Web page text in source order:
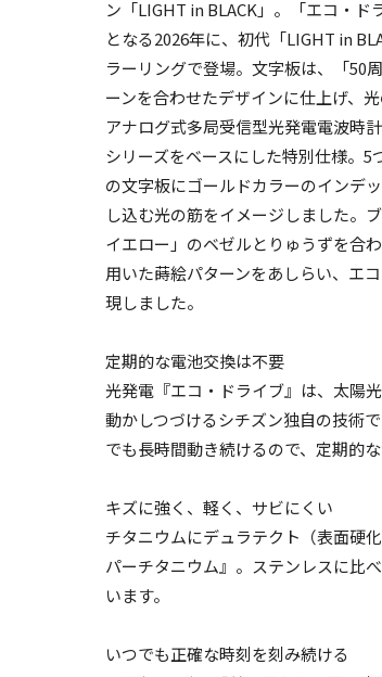
ン「LIGHT in BLACK」。「エコ・
となる2026年に、初代「LIGHT in
ラーリングで登場。文字板は、「50
ーンを合わせたデザインに仕上げ、
アナログ式多局受信型光発電電波時
シリーズをベースにした特別仕様。
の文字板にゴールドカラーのインデ
し込む光の筋をイメージしました。
イエロー」のベゼルとりゅうずを合
用いた蒔絵パターンをあしらい、エ
現しました。
定期的な電池交換は不要
光発電『エコ・ドライブ』は、太陽
動かしつづけるシチズン独自の技術
でも長時間動き続けるので、定期的
キズに強く、軽く、サビにくい
チタニウムにデュラテクト（表面硬
パーチタニウム』。ステンレスに比
います。
いつでも正確な時刻を刻み続ける